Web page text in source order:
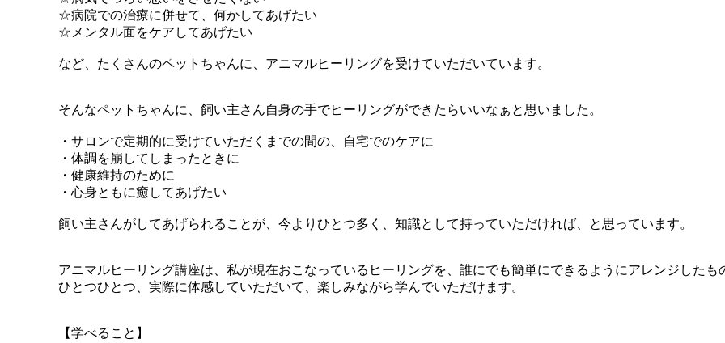
☆病院での治療に併せて、何かしてあげたい
☆メンタル面をケアしてあげたい
など、たくさんのペットちゃんに、 アニマルヒーリングを受けていただいています。
そんなペットちゃんに、飼い主さん自身の手でヒーリングができたらいいなぁと思いました。
・サロンで定期的に受けていただくまでの間の、自宅でのケアに
・体調を崩してしまったときに
・健康維持のために
・心身ともに癒してあげたい
飼い主さんがしてあげられることが、今よりひとつ多く、 知識として持っていただければ、と思っています。
アニマルヒーリング講座は、私が現在おこなっているヒーリングを、 誰にでも簡単にできるようにアレンジしたも
ひとつひとつ、実際に体感していただいて、楽しみながら学んでいただけます。
【学べること】